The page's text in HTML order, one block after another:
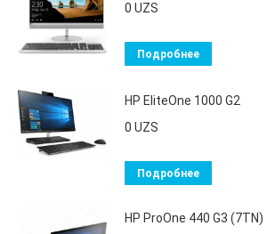
0 UZS
Подробнее
HP EliteOne 1000 G2
0 UZS
Подробнее
HP ProOne 440 G3 (7TN)